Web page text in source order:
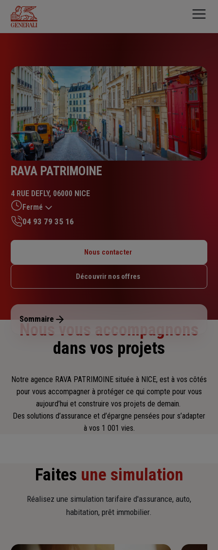
contenu
principal
RAVA PATRIMOINE
4 RUE DEFLY, 06000 NICE
Fermé
Mardi : 09h – 12h / 14h – 18h
Jeudi : 09h – 12h / 14h – 18h
Dimanche : Fermé
04 93 79 35 16
Nous contacter
Découvrir nos offres
Sommaire
Nous vous accompagnons
dans vos projets
Notre agence RAVA PATRIMOINE située à NICE, est à vos côtés
pour vous accompagner à protéger ce qui compte pour vous
aujourd’hui et construire vos projets de demain.
Des solutions d’assurance et d’épargne pensées pour s’adapter
à vos 1 001 vies.
Faites une simulation
Réalisez une simulation tarifaire d'assurance, auto,
habitation, prêt immobilier.